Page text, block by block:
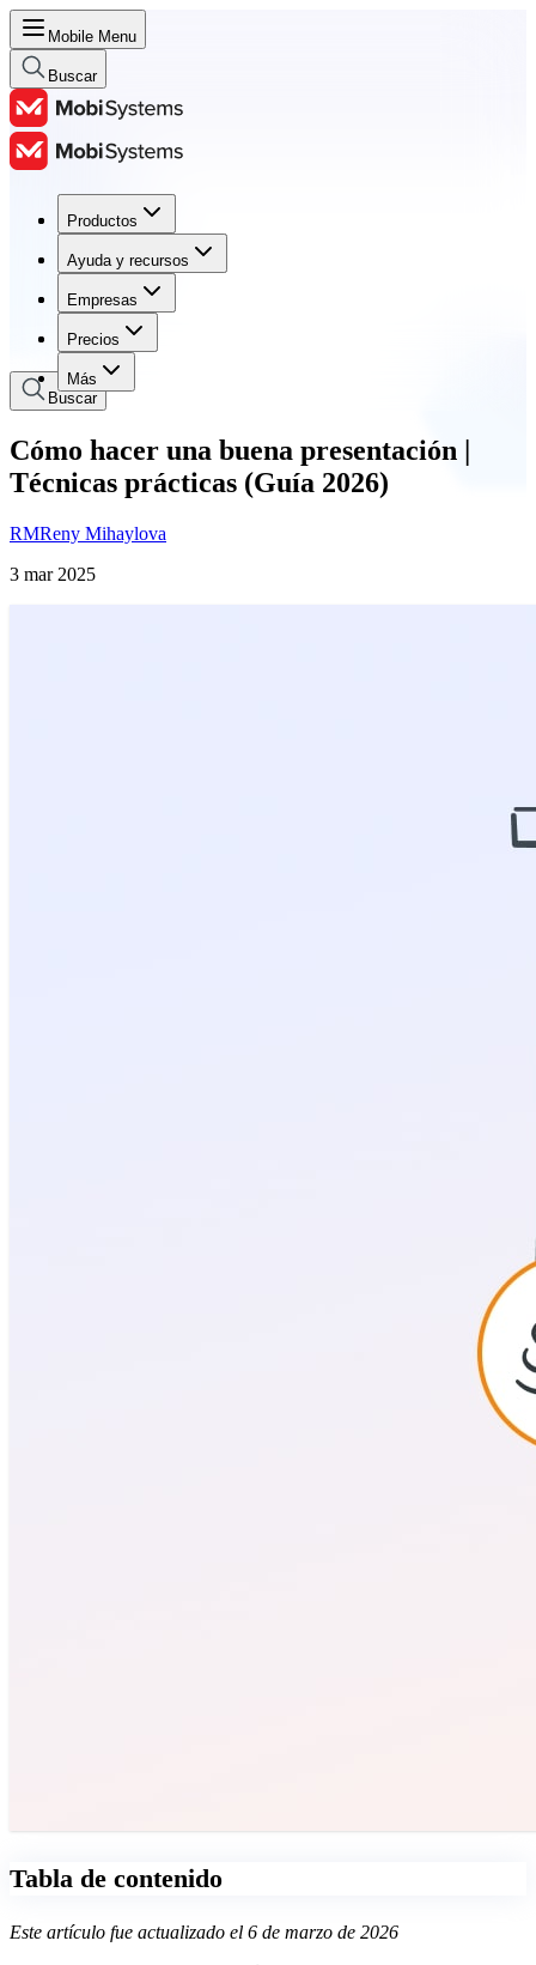
Mobile Menu
Buscar
Productos
Ayuda y recursos
Empresas
Precios
Más
Productos
Ayuda y recursos
Empresas
Precios
Buscar
Cómo hacer una buena presentación |
Técnicas prácticas (Guía 2026)
RMReny Mihaylova
3 mar 2025
Tabla de contenido
Este artículo fue actualizado el 6 de marzo de 2026